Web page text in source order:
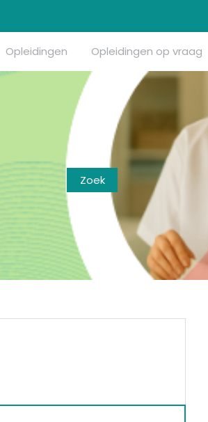
Opleidingen Opleidingen op vraag